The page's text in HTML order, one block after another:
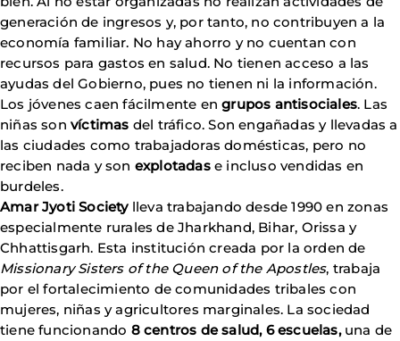
generación de ingresos y, por tanto, no contribuyen a la
economía familiar. No hay ahorro y no cuentan con
recursos para gastos en salud. No tienen acceso a las
ayudas del Gobierno, pues no tienen ni la información.
Los jóvenes caen fácilmente engrupos antisociales. Las
niñas son víctimas del tráfico. Son engañadas y llevadas a
las ciudades como trabajadoras domésticas, pero no
reciben nada y son explotadase incluso vendidas en
burdeles.
Amar Jyoti Societylleva trabajando desde 1990 en zonas
especialmente rurales de Jharkhand, Bihar, Orissa y
Chhattisgarh. Esta institución creada por la orden de
Missionary Sisters of the Queen of the Apostles, trabaja
por el fortalecimiento de comunidades tribales con
mujeres, niñas y agricultores marginales. La sociedad
tiene funcionando 8 centros de salud, 6 escuelas,una de